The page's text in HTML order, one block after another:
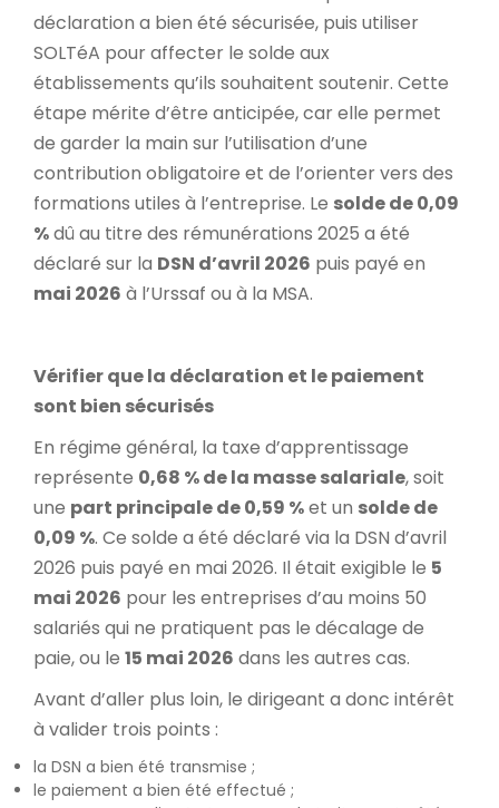
déclaration a bien été sécurisée, puis utiliser
SOLTéA pour affecter le solde aux
établissements qu’ils souhaitent soutenir. Cette
étape mérite d’être anticipée, car elle permet
de garder la main sur l’utilisation d’une
contribution obligatoire et de l’orienter vers des
formations utiles à l’entreprise. Le solde de 0,09
%dû au titre des rémunérations 2025 a été
déclaré sur la DSN d’avril 2026 puis payé en
mai 2026 à l’Urssaf ou à la MSA.
Vérifier que la déclaration et le paiement
sont bien sécurisés
En régime général, la taxe d’apprentissage
représente 0,68 % de la masse salariale, soit
une part principale de 0,59 %et un solde de
0,09 %. Ce solde a été déclaré via la DSN d’avril
2026 puis payé en mai 2026. Il était exigible le 5
mai 2026 pour les entreprises d’au moins 50
salariés qui ne pratiquent pas le décalage de
paie, ou le 15 mai 2026 dans les autres cas.
Avant d’aller plus loin, le dirigeant a donc intérêt
à valider trois points :
la DSN a bien été transmise ;
le paiement a bien été effectué ;